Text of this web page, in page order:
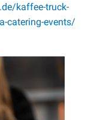
kaffee-truck-
catering-events/